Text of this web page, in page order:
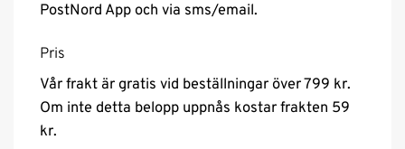
PostNord App och via sms/email.
Pris
Vår frakt är gratis vid beställningar över 799 kr.
Om inte detta belopp uppnås kostar frakten 59
kr.